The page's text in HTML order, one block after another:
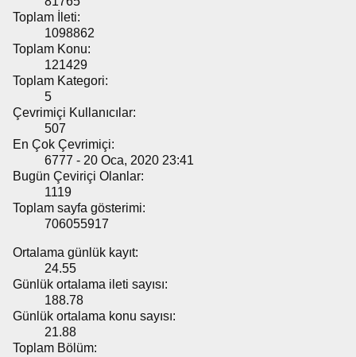
Toplam İleti:
1098862
Toplam Konu:
121429
Toplam Kategori:
5
Çevrimiçi Kullanıcılar:
507
En Çok Çevrimiçi:
6777 - 20 Oca, 2020 23:41
Bugün Çeviriçi Olanlar:
1119
Toplam sayfa gösterimi:
706055917
Ortalama günlük kayıt:
24.55
Günlük ortalama ileti sayısı:
188.78
Günlük ortalama konu sayısı:
21.88
Toplam Bölüm: